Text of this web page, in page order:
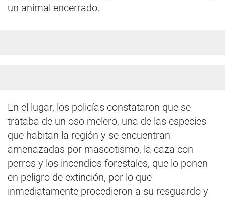
un animal encerrado.
En el lugar, los policías constataron que se
trataba de un oso melero, una de las especies
que habitan la región y se encuentran
amenazadas por mascotismo, la caza con
perros y los incendios forestales, que lo ponen
en peligro de extinción, por lo que
inmediatamente procedieron a su resguardo y